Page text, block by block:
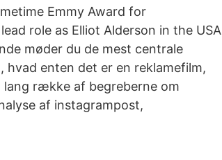
Emmy Award for
role as Elliot Alderson in the USA
møder du de mest centrale
hvad enten det er en reklamefilm,
lang række af begreberne om
af instagrampost,